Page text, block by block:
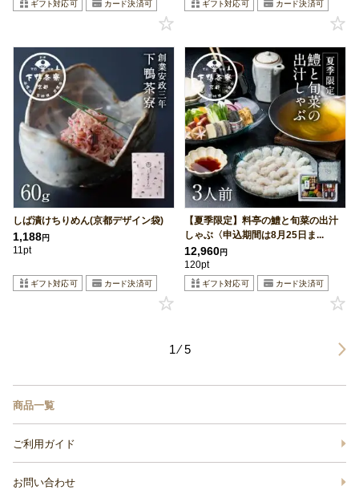
しば漬けちりめん(京都デザイン袋)
1,188円
11pt
【夏季限定】料亭の鱧と旬菜の出汁
しゃぶ〈申込期間は8月25日ま...
12,960円
120pt
1 ⁄ 5
商品一覧
ご利用ガイド
お問い合わせ